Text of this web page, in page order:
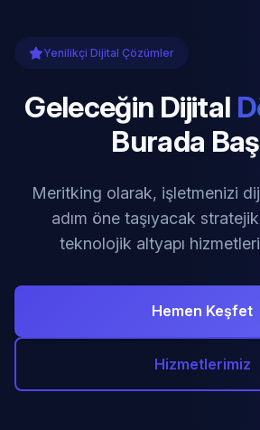
Yenilikçi Dijital Çözümler
Geleceğin Dijital
Burada
Meritking olarak, işletmenizi
adım öne taşıyacak
teknolojik altyapı
Hemen Keşfet
Hizmetlerimiz